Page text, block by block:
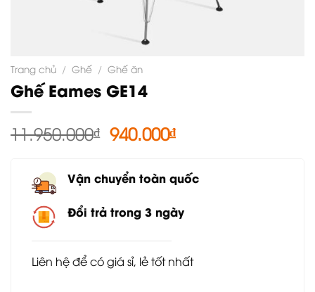
Trang chủ / Ghế / Ghế ăn
Ghế Eames GE14
11.950.000₫ Giá
gốc
là:
11.950.000₫.
940.000₫Giá
là:
Vận chuyển toàn quốc
Đổi trả trong 3 ngày
Liên hệ để có giá sỉ, lẻ tốt nhất